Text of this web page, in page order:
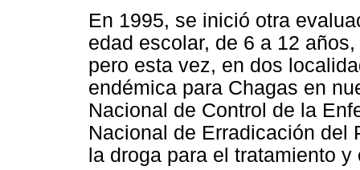
En 1995, se inició otra
edad escolar, de 6 a 12
pero esta vez, en dos
endémica para Chagas en
Nacional de Control de la
Nacional de Erradicación del
la droga para el tratamiento